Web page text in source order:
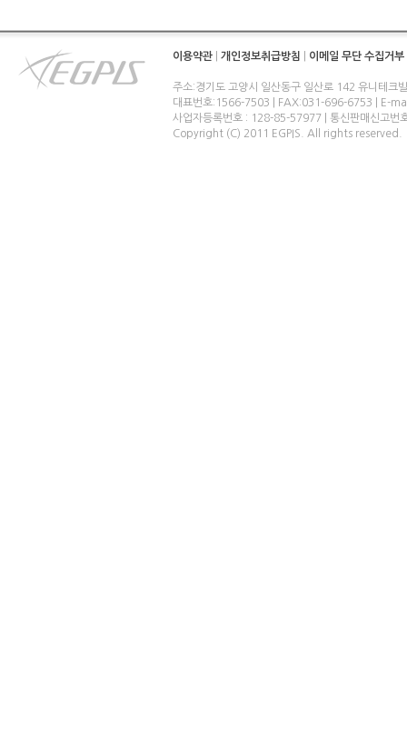
이용약관 개인정보취급방침 이메일 무단 수집거부
주소:경기도 고양시 일산동구 일산로 142 유니테크
대표번호:1566-7503 | FAX:031-696-6753 | E-
사업자등록번호 : 128-85-57977 | 통신판매신고번
Copyright (C) 2011 EGPIS. All rights reserved.